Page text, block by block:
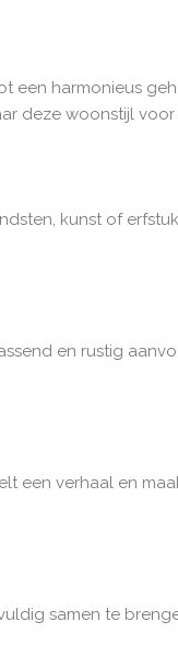
een harmonieus
deze woonstijl
kunst of
en rustig
een verhaal en
samen te